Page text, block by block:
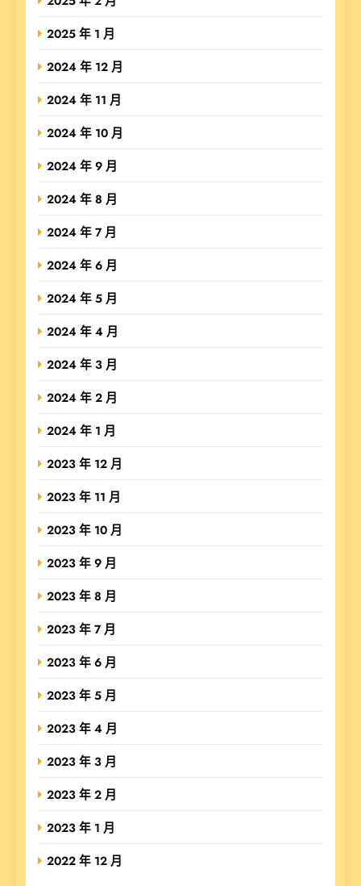
2025 年 1 月
2024 年 12 月
2024 年 11 月
2024 年 10 月
2024 年 9 月
2024 年 8 月
2024 年 7 月
2024 年 6 月
2024 年 5 月
2024 年 4 月
2024 年 3 月
2024 年 2 月
2024 年 1 月
2023 年 12 月
2023 年 11 月
2023 年 10 月
2023 年 9 月
2023 年 8 月
2023 年 7 月
2023 年 6 月
2023 年 5 月
2023 年 4 月
2023 年 3 月
2023 年 2 月
2023 年 1 月
2022 年 12 月